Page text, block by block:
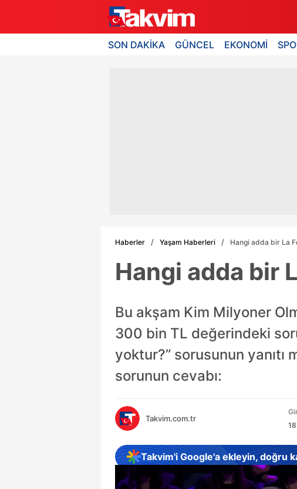
SON DAKİKA GÜNCEL EKONOMİ
Haberler Yaşam Haberleri Hangi adda bir La
Hangi adda bir
Bu akşam Kim Milyoner
300 bin TL değerindeki
yoktur?” sorusunun
sorunun cevabı:
Takvim.com.tr
Takvim'i Google'a ekleyin, doğru